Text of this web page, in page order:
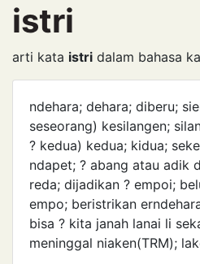
istri
arti kata istri dalam bahasa
ndehara; dehara; diberu;
seseorang) kesilangen;
? kedua) kedua; kidua;
ndapet; ? abang atau adik
reda; dijadikan ? empoi;
empo; beristrikan
bisa ? kita janah lanai li
meninggal niaken(TRM);